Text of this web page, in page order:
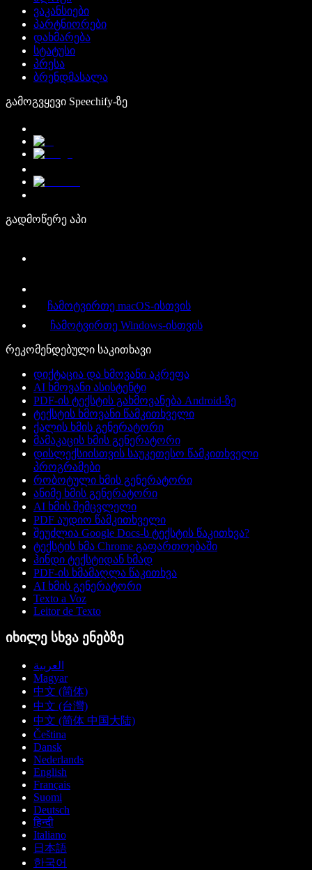
ვაკანსიები
პარტნიორები
დახმარება
სტატუსი
პრესა
ბრენდმასალა
გამოგვყევი Speechify-ზე
გადმოწერე აპი
ჩამოტვირთე macOS-ისთვის
ჩამოტვირთე Windows-ისთვის
რეკომენდებული საკითხავი
დიქტაცია და ხმოვანი აკრეფა
AI ხმოვანი ასისტენტი
PDF-ის ტექსტის გახმოვანება Android-ზე
ტექსტის ხმოვანი წამკითხველი
ქალის ხმის გენერატორი
მამაკაცის ხმის გენერატორი
დისლექსიისთვის საუკეთესო წამკითხველი
პროგრამები
რობოტული ხმის გენერატორი
ანიმე ხმის გენერატორი
AI ხმის შემცვლელი
PDF აუდიო წამკითხველი
შეუძლია Google Docs-ს ტექსტის წაკითხვა?
ტექსტის ხმა Chrome გაფართოებაში
ჰინდი ტექსტიდან ხმად
PDF-ის ხმამაღლა წაკითხვა
AI ხმის გენერატორი
Texto a Voz
Leitor de Texto
იხილე სხვა ენებზე
العربية
Magyar
中文 (简体)
中文 (台灣)
中文 (简体 中国大陆)
Čeština
Dansk
Nederlands
English
Français
Suomi
Deutsch
हिन्दी
Italiano
日本語
한국어